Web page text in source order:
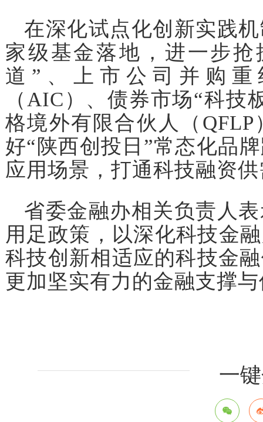
在深化试点化创新实践
家级基金落地，进一步
道”、上市公司并购
（AIC）、债券市场“科技
格境外有限合伙人（
好“陕西创投日”常态化品
应用场景，打通科技融资
省委金融办相关负责人
用足政策，以深化科技金
科技创新相适应的科技金
更加坚实有力的金融支撑
一